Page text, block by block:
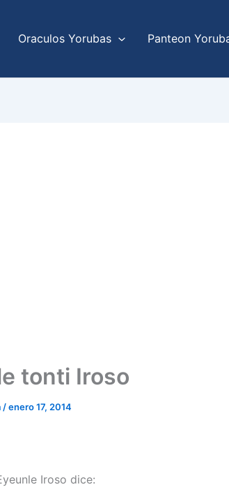
Oraculos Yorubas Panteon
tonti Iroso
/enero 17, 2014
Iroso dice: